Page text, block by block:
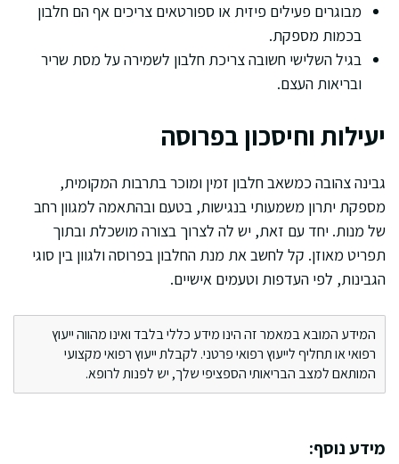
מבוגרים פעילים פיזית או ספורטאים צריכים אף הם חלבון
בכמות מספקת.
בגיל השלישי חשובה צריכת חלבון לשמירה על מסת שריר
ובריאות העצם.
יעילות וחיסכון בפרוסה
גבינה צהובה כמשאב חלבון זמין ומוכר בתרבות המקומית,
מספקת יתרון משמעותי בנגישות, בטעם ובהתאמה למגוון רחב
של מנות. יחד עם זאת, יש לה לצרוך בצורה מושכלת ובתוך
תפריט מאוזן. קל לחשב את מנת החלבון בפרוסה ולגוון בין סוגי
הגבינות, לפי העדפות וטעמים אישיים.
המידע המובא במאמר זה הינו מידע כללי בלבד ואינו מהווה ייעוץ
רפואי או תחליף לייעוץ רפואי פרטני. לקבלת ייעוץ רפואי מקצועי
המותאם למצב הבריאותי הספציפי שלך, יש לפנות לרופא.
מידע נוסף: